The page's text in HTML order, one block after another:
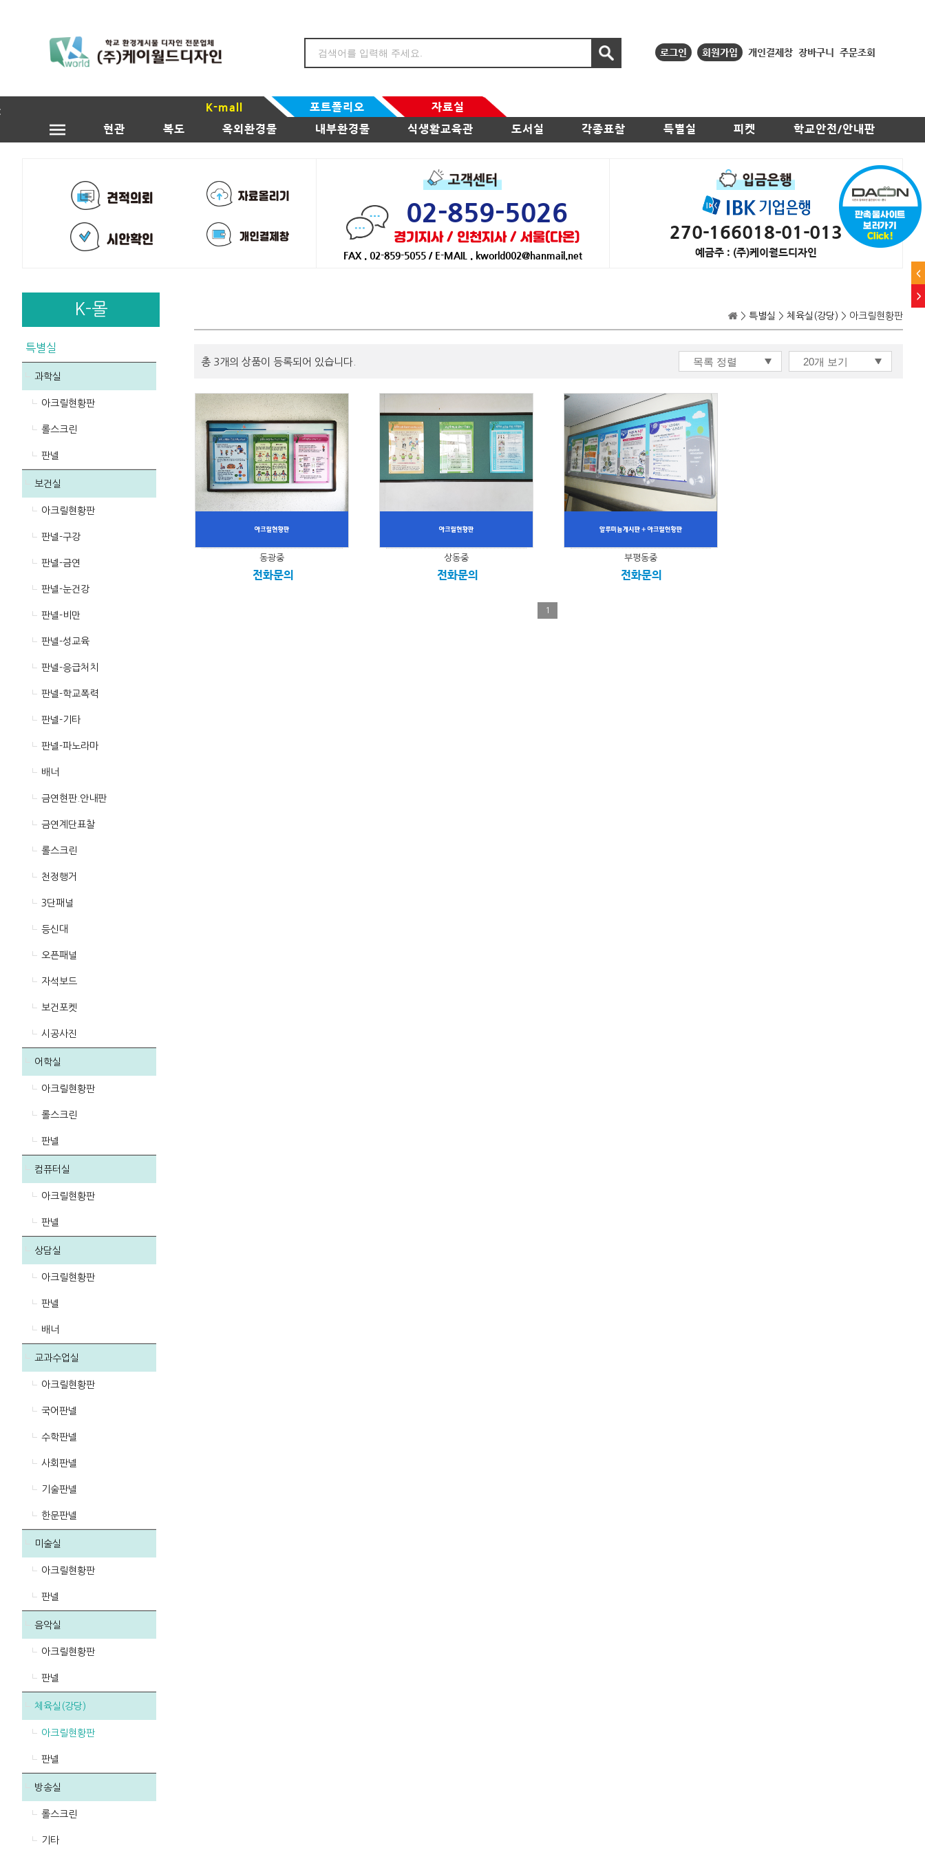
로그인 회원가입 개인결제창 장바구니 주문조회
K-mall 포트폴리오
자료실
현관
복도 옥외환경물 내부환경물 식생활교육관 도서실 각종표찰 특별실 피켓 학교안전/안내판
02-859-5026
경기지사 / 인천지사 / 서울(다온)
FAX . 02-859-5055 / E-MAIL . kworld002@hanmail.net
270-166018-01-013
예금주 : (주)케이월드디자인
K-몰
특별실
과학실
아크릴현황판
롤스크린
판넬
보건실
아크릴현황판
판넬-구강
판넬-금연
판넬-눈건강
판넬-비만
판넬-성교육
판넬-응급처치
판넬-학교폭력
판넬-기타
판넬-파노라마
배너
금연현판.안내판
금연계단표찰
롤스크린
천정행거
3단패널
등신대
오픈패널
자석보드
보건포켓
시공사진
어학실
아크릴현황판
롤스크린
판넬
컴퓨터실
아크릴현황판
판넬
상담실
아크릴현황판
판넬
배너
교과수업실
아크릴현황판
국어판넬
수학판넬
사회판넬
기술판넬
한문판넬
미술실
아크릴현황판
판넬
음악실
아크릴현황판
판넬
체육실(강당)
아크릴현황판
판넬
방송실
롤스크린
기타
> 특별실 > 체육실(강당) > 아크릴현황판
총 3개의 상품이 등록되어 있습니다.
동광중
전화문의
상동중
전화문의
부평동중
전화문의
1
<
>